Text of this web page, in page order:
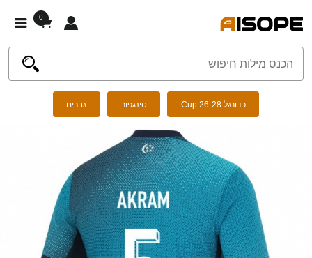
0
כדורגל Cup 26-28 סינגפור גברים